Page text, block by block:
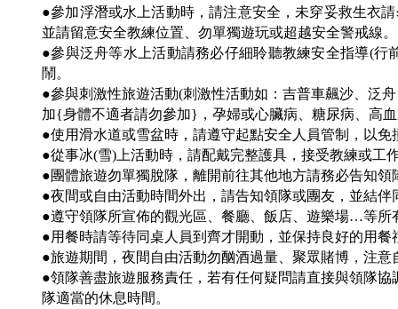
●參加浮潛或水上活動時，請注意安全，未穿妥救生衣
並請留意安全教練位置、勿單獨遊玩或超越安全警戒線。
●參與泛舟等水上活動請務必仔細聆聽教練安全指導(
鬧。
●參與刺激性旅遊活動(刺激性活動如：吉普車飆沙、泛
加{身體不適者請勿參加}，孕婦或心臟病、糖尿病、高
●使用滑水道或雪盆時，請遵守起點安全人員管制，以
●從事冰(雪)上活動時，請配戴完整護具，接受教練或工
●團體旅遊勿單獨脫隊，離開前往其他地方請務必告知領
●夜間或自由活動時間外出，請告知領隊或團友，並結
●遵守領隊所宣佈的觀光區、餐廳、飯店、遊樂場…等所
●用餐時請等待同桌人員到齊才開動，並保持良好的用
●旅遊期間，夜間自由活動勿酗酒過量、聚眾賭博，注意
●領隊善盡旅遊服務責任，若有任何疑問請直接與領隊
隊適當的休息時間。